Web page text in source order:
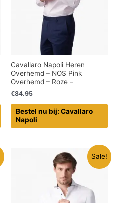
Cavallaro Napoli Heren
Overhemd – NOS Pink
Overhemd – Roze –
€84.95
Bestel nu bij: Cavallaro
Napoli
Sale!